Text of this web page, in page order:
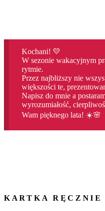
Kochani! 💛
W sezonie wakacyjnym
rytmie.
Przez najbliższy nie
większości te,
Napisz do mnie a
wyrozumiałość,
Wam pięknego lata! ☀️🌸
KARTKA RĘCZNIE